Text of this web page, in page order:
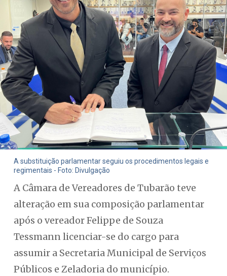
A substituição parlamentar seguiu os procedimentos legais e
regimentais - Foto: Divulgação
A Câmara de Vereadores de Tubarão teve
alteração em sua composição parlamentar
após o vereador Felippe de Souza
Tessmann licenciar-se do cargo para
assumir a Secretaria Municipal de Serviços
Públicos e Zeladoria do município.